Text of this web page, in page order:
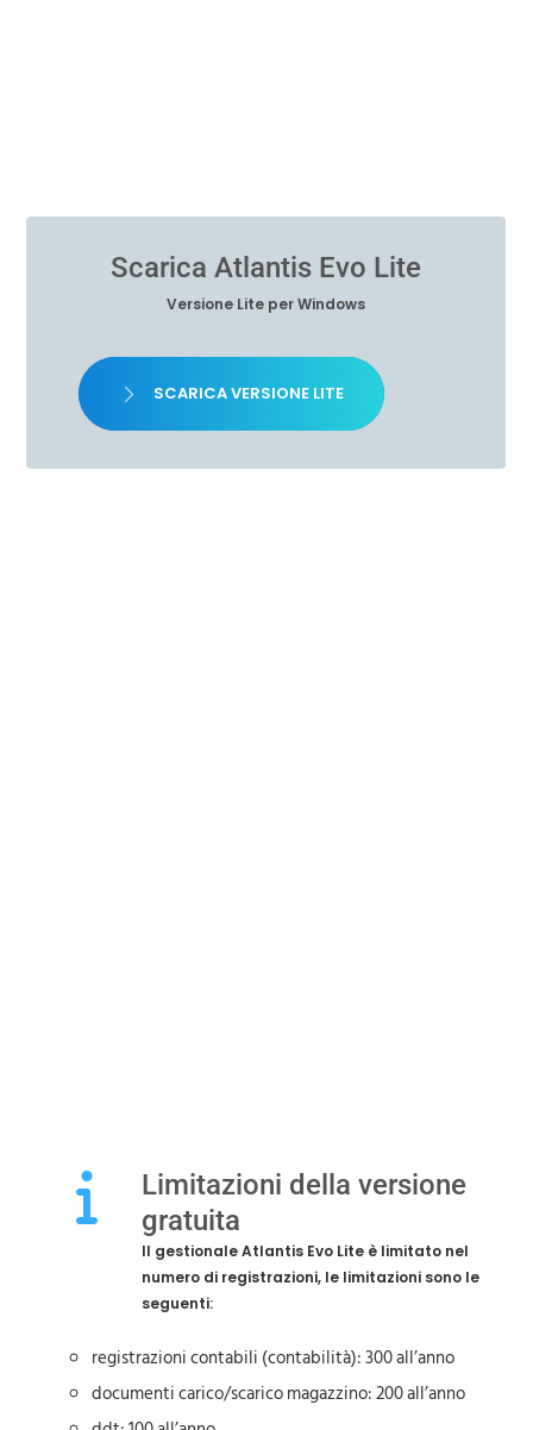
Scarica Atlantis Evo Lite
Versione Lite per Windows
SCARICA VERSIONE LITE
Limitazioni della versione
gratuita
Il gestionale Atlantis Evo Lite è limitato nel
numero di registrazioni, le limitazioni sono le
seguenti:
registrazioni contabili (contabilità): 300 all’anno
documenti carico/scarico magazzino: 200 all’anno